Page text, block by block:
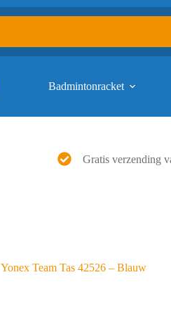
Badmintonracket
Gratis verzending
Yonex Team Tas 42526 – Blauw